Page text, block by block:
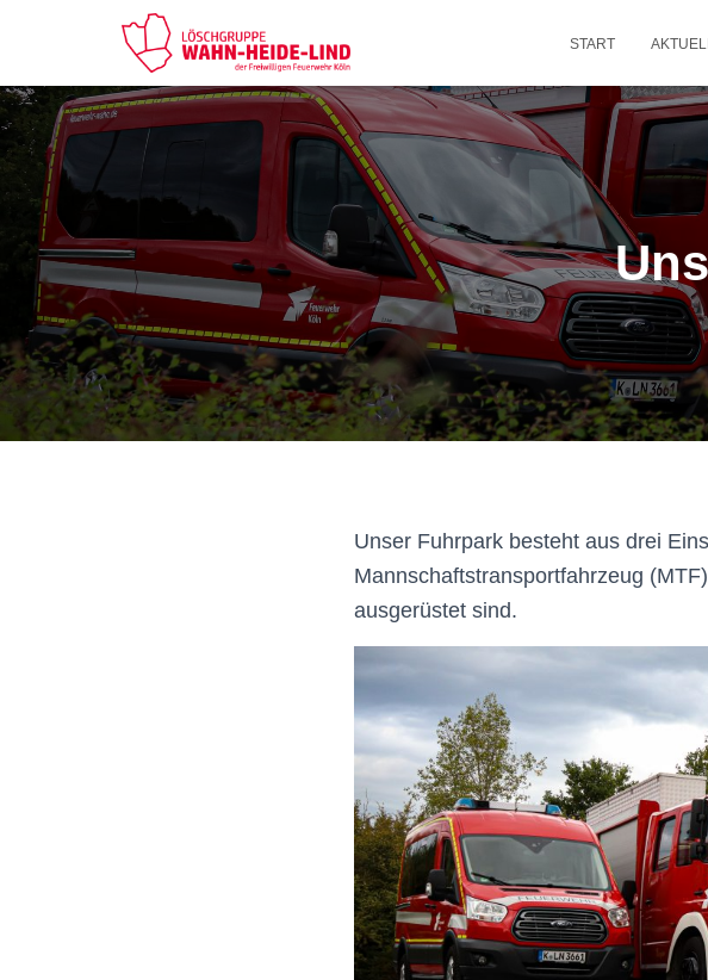
START
Unser Fuhrpark besteht aus drei
Mannschaftstransportfahrzeug
ausgerüstet sind.